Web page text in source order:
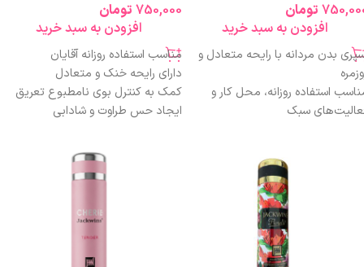
تومان
افزودن به سبد خرید
بدن مردانه با رایحه متعادل و
استفاده روزانه، محل کار و
سبک
بوی متوسط و غیرآزاردهنده
مقرون‌به‌صرفه برای مصرف
آقایان با استایل روزمره و
750,000 تومان
افزودن به سبد خرید
مناسب استفاده روزانه آقایان
دارای رایحه خنک و متعادل
کمک به کنترل بوی نامطبوع تعریق
ایجاد حس طراوت و شادابی
مناسب محیط کار و استفاده روزمره
عدم ایجاد لک روی لباس در صورت